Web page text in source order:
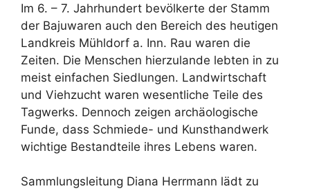
Im 6. – 7. Jahrhundert bevölkerte der Stamm
der Bajuwaren auch den Bereich des heutigen
Landkreis Mühldorf a. Inn. Rau waren die
Zeiten. Die Menschen hierzulande lebten in zu
meist einfachen Siedlungen. Landwirtschaft
und Viehzucht waren wesentliche Teile des
Tagwerks. Dennoch zeigen archäologische
Funde, dass Schmiede- und Kunsthandwerk
wichtige Bestandteile ihres Lebens waren.
Sammlungsleitung Diana Herrmann lädt zu